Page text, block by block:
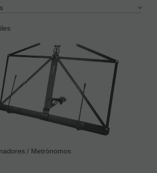
/ Metrónomos